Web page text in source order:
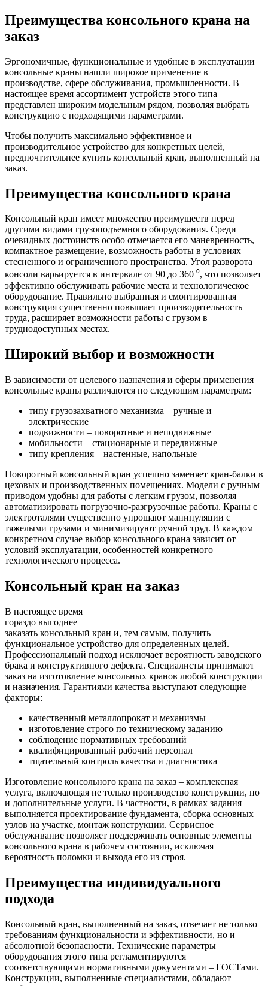
Преимущества консольного крана на
заказ
Эргономичные, функциональные и удобные в эксплуатации
консольные краны нашли широкое применение в
производстве, сфере обслуживания, промышленности. В
настоящее время ассортимент устройств этого типа
представлен широким модельным рядом, позволяя выбрать
конструкцию с подходящими параметрами.
Чтобы получить максимально эффективное и
производительное устройство для конкретных целей,
предпочтительнее купить консольный кран, выполненный на
заказ.
Преимущества консольного крана
Консольный кран имеет множество преимуществ перед
другими видами грузоподъемного оборудования. Среди
очевидных достоинств особо отмечается его маневренность,
компактное размещение, возможность работы в условиях
стесненного и ограниченного пространства. Угол разворота
консоли варьируется в интервале от 90 до 360 ⁰, что позволяет
эффективно обслуживать рабочие места и технологическое
оборудование. Правильно выбранная и смонтированная
конструкция существенно повышает производительность
труда, расширяет возможности работы с грузом в
труднодоступных местах.
Широкий выбор и возможности
В зависимости от целевого назначения и сферы применения
консольные краны различаются по следующим параметрам:
типу грузозахватного механизма – ручные и
электрические
подвижности – поворотные и неподвижные
мобильности – стационарные и передвижные
типу крепления – настенные, напольные
Поворотный консольный кран успешно заменяет кран-балки в
цеховых и производственных помещениях. Модели с ручным
приводом удобны для работы с легким грузом, позволяя
автоматизировать погрузочно-разгрузочные работы. Краны с
электроталями существенно упрощают манипуляции с
тяжелыми грузами и минимизируют ручной труд. В каждом
конкретном случае выбор консольного крана зависит от
условий эксплуатации, особенностей конкретного
технологического процесса.
Консольный кран на заказ
В настоящее время
гораздо выгоднее
заказать консольный кран и, тем самым, получить
функциональное устройство для определенных целей.
Профессиональный подход исключает вероятность заводского
брака и конструктивного дефекта. Специалисты принимают
заказ на изготовление консольных кранов любой конструкции
и назначения. Гарантиями качества выступают следующие
факторы:
качественный металлопрокат и механизмы
изготовление строго по техническому заданию
соблюдение нормативных требований
квалифицированный рабочий персонал
тщательный контроль качества и диагностика
Изготовление консольного крана на заказ – комплексная
услуга, включающая не только производство конструкции, но
и дополнительные услуги. В частности, в рамках задания
выполняется проектирование фундамента, сборка основных
узлов на участке, монтаж конструкции. Сервисное
обслуживание позволяет поддерживать основные элементы
консольного крана в рабочем состоянии, исключая
вероятность поломки и выхода его из строя.
Преимущества индивидуального
подхода
Консольный кран, выполненный на заказ, отвечает не только
требованиям функциональности и эффективности, но и
абсолютной безопасности. Технические параметры
оборудования этого типа регламентируются
соответствующими нормативными документами – ГОСТами.
Конструкции, выполненные специалистами, обладают